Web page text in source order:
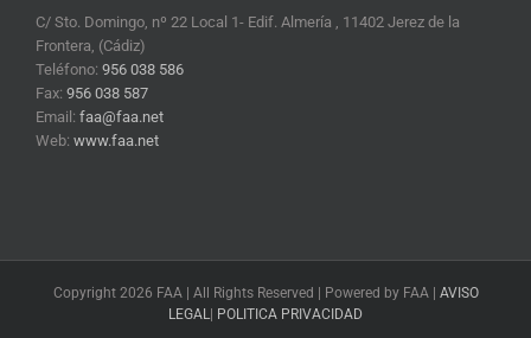
C/ Sto. Domingo, nº 22 Local 1- Edif. Almería , 11402 Jerez de la
Frontera, (Cádiz)
Teléfono: 956 038 586
Fax: 956 038 587
Email: faa@faa.net
Web: www.faa.net
Copyright 2026 FAA | All Rights Reserved | Powered by FAA | AVISO
LEGAL | POLITICA PRIVACIDAD